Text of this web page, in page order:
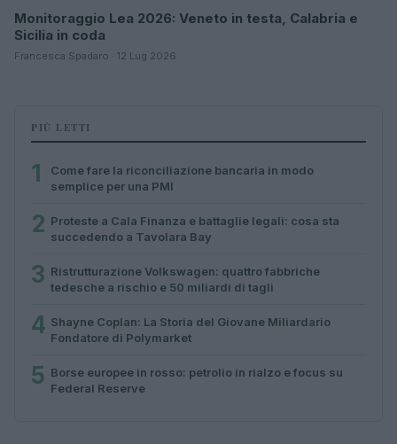
Monitoraggio Lea 2026: Veneto in testa, Calabria e
Sicilia in coda
Francesca Spadaro · 12 Lug 2026
PIÙ LETTI
1
Come fare la riconciliazione bancaria in modo
semplice per una PMI
2 Proteste a Cala Finanza e battaglie legali: cosa sta
succedendo a Tavolara Bay
3 Ristrutturazione Volkswagen: quattro fabbriche
tedesche a rischio e 50 miliardi di tagli
4 Shayne Coplan: La Storia del Giovane Miliardario
Fondatore di Polymarket
5 Borse europee in rosso: petrolio in rialzo e focus su
Federal Reserve